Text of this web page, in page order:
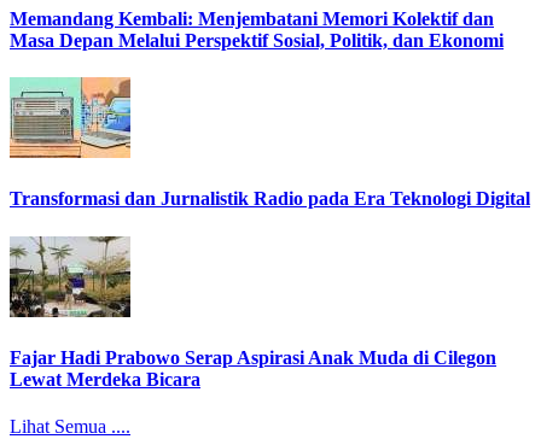
Memandang Kembali: Menjembatani Memori Kolektif dan
Masa Depan Melalui Perspektif Sosial, Politik, dan Ekonomi
Transformasi dan Jurnalistik Radio pada Era Teknologi Digital
Fajar Hadi Prabowo Serap Aspirasi Anak Muda di Cilegon
Lewat Merdeka Bicara
Lihat Semua ....